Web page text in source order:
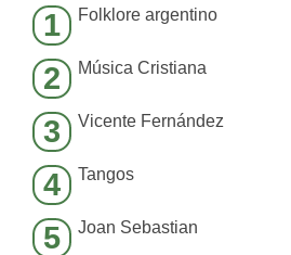
1 Folklore argentino
2 Música Cristiana
3 Vicente Fernández
4 Tangos
5 Joan Sebastian